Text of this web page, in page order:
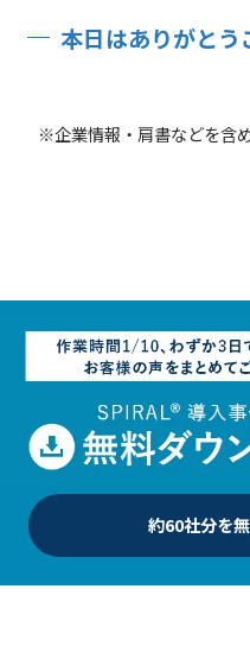
本日はありがとう
※企業情報・肩書などを含
約60社分を